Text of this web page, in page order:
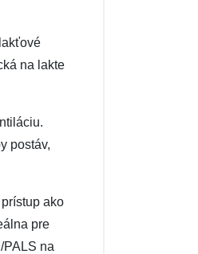
na lakte
postáv,
ako
pre
PALS na